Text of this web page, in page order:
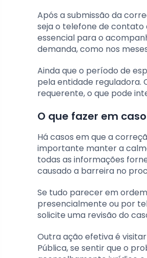
Após a submissão da
seja o telefone de contato
essencial para o
demanda, como nos
Ainda que o período de
pela entidade reguladora.
requerente, o que pode
O que fazer em
Há casos em que a
importante manter a
todas as informações
causado a barreira no
Se tudo parecer em
presencialmente ou por
solicite uma revisão do
Outra ação efetiva é
Pública, se sentir que o